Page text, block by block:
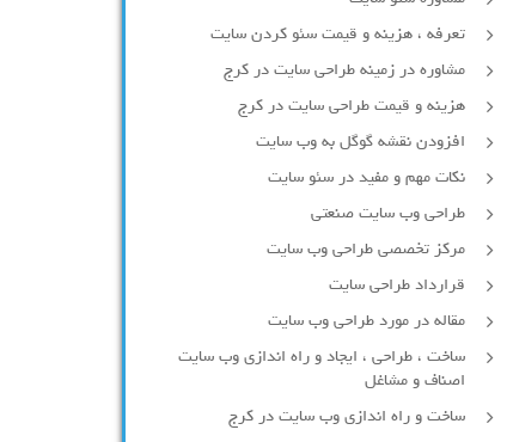
تعرفه ، هزینه و قیمت سئو کردن سایت
مشاوره در زمینه طراحی سایت در کرج
هزینه و قیمت طراحی سایت در کرج
افزودن نقشه گوگل به وب سایت
نکات مهم و مفید در سئو سایت
طراحی وب سایت صنعتی
مرکز تخصصی طراحی وب سایت
قرارداد طراحی سایت
مقاله در مورد طراحی وب سایت
ساخت ، طراحی ، ایجاد و راه اندازی وب سایت
اصناف و مشاغل
ساخت و راه اندازی وب سایت در کرج